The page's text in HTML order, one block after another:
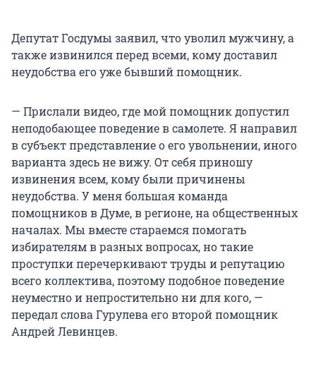
Депутат Госдумы заявил, что уволил мужчину, а
также извинился перед всеми, кому доставил
неудобства его уже бывший помощник.
— Прислали видео, где мой помощник допустил
неподобающее поведение в самолете. Я направил
в субъект представление о его увольнении, иного
варианта здесь не вижу. От себя приношу
извинения всем, кому были причинены
неудобства. У меня большая команда
помощников в Думе, в регионе, на общественных
началах. Мы вместе стараемся помогать
избирателям в разных вопросах, но такие
проступки перечеркивают труды и репутацию
всего коллектива, поэтому подобное поведение
неуместно и непростительно ни для кого, —
передал слова Гурулева его второй помощник
Андрей Левинцев.